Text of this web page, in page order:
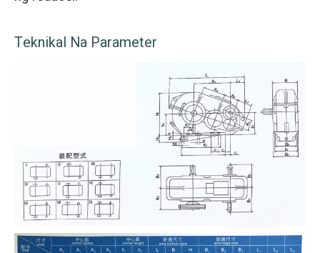
Teknikal Na Parameter